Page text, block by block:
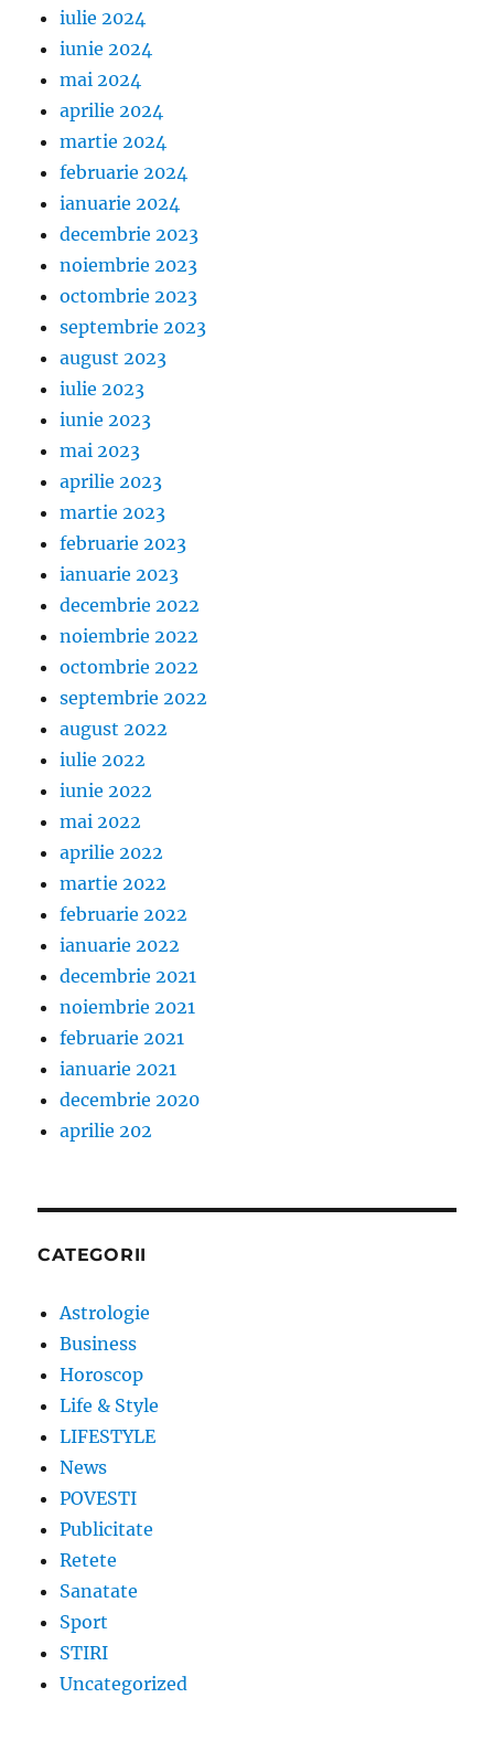
iulie 2024
iunie 2024
mai 2024
aprilie 2024
martie 2024
februarie 2024
ianuarie 2024
decembrie 2023
noiembrie 2023
octombrie 2023
septembrie 2023
august 2023
iulie 2023
iunie 2023
mai 2023
aprilie 2023
martie 2023
februarie 2023
ianuarie 2023
decembrie 2022
noiembrie 2022
octombrie 2022
septembrie 2022
august 2022
iulie 2022
iunie 2022
mai 2022
aprilie 2022
martie 2022
februarie 2022
ianuarie 2022
decembrie 2021
noiembrie 2021
februarie 2021
ianuarie 2021
decembrie 2020
aprilie 202
CATEGORII
Astrologie
Business
Horoscop
Life & Style
LIFESTYLE
News
POVESTI
Publicitate
Retete
Sanatate
Sport
STIRI
Uncategorized